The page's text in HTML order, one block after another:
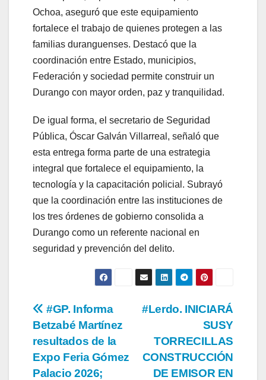
Ochoa, aseguró que este equipamiento
fortalece el trabajo de quienes protegen a las
familias duranguenses. Destacó que la
coordinación entre Estado, municipios,
Federación y sociedad permite construir un
Durango con mayor orden, paz y tranquilidad.
De igual forma, el secretario de Seguridad
Pública, Óscar Galván Villarreal, señaló que
esta entrega forma parte de una estrategia
integral que fortalece el equipamiento, la
tecnología y la capacitación policial. Subrayó
que la coordinación entre las instituciones de
los tres órdenes de gobierno consolida a
Durango como un referente nacional en
seguridad y prevención del delito.
Navegación
de
entradas
#Lerdo. INICIARÁ
SUSY
TORRECILLAS
CONSTRUCCIÓN
DE EMISOR EN
#GP. Informa
Betzabé Martínez
resultados de la
Expo Feria Gómez
Palacio 2026;